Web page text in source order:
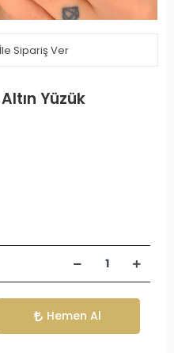
Sipariş Ver
Yüzük
Hemen Al